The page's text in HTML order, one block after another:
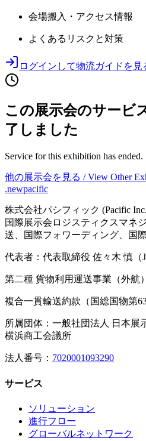
会場搬入・アクセス情報
よくあるリスクと対策
ログインして物流ガイドを見
この展示会のサービ
了しました
Service for this exhibition has ended.
他の展示会を見る / View Other
.newpacific
株式会社パシフィック (Pacific
国際展示会ロジスティクスマネ
送、国際フォワーディング、国
代表者：代表取締役 佐々木 慎（
第二種 貨物利用運送事業（外航
複合一貫輸送約款（国総国物第63
所属団体：一般社団法人 日本展
横浜商工会議所
法人番号： 7020001093290
サービス
ソリューション
進行フロー
グローバルネットワーク